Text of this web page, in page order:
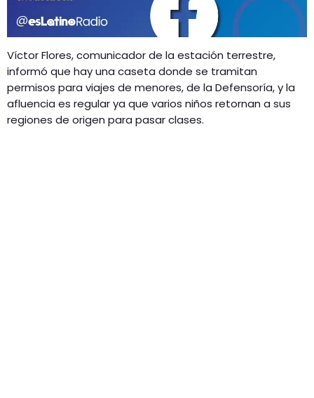
Víctor Flores, comunicador de la estación terrestre,
informó que hay una caseta donde se tramitan
permisos para viajes de menores, de la Defensoría, y la
afluencia es regular ya que varios niños retornan a sus
regiones de origen para pasar clases.